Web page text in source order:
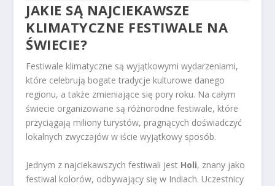
JAKIE SĄ NAJCIEKAWSZE
KLIMATYCZNE FESTIWALE NA
ŚWIECIE?
Festiwale klimatyczne są wyjątkowymi wydarzeniami,
które celebrują bogate tradycje kulturowe danego
regionu, a także zmieniające się pory roku. Na całym
świecie organizowane są różnorodne festiwale, które
przyciągają miliony turystów, pragnących doświadczyć
lokalnych zwyczajów w iście wyjątkowy sposób.
Jednym z najciekawszych festiwali jest Holi, znany jako
festiwal kolorów, odbywający się w Indiach. Uczestnicy